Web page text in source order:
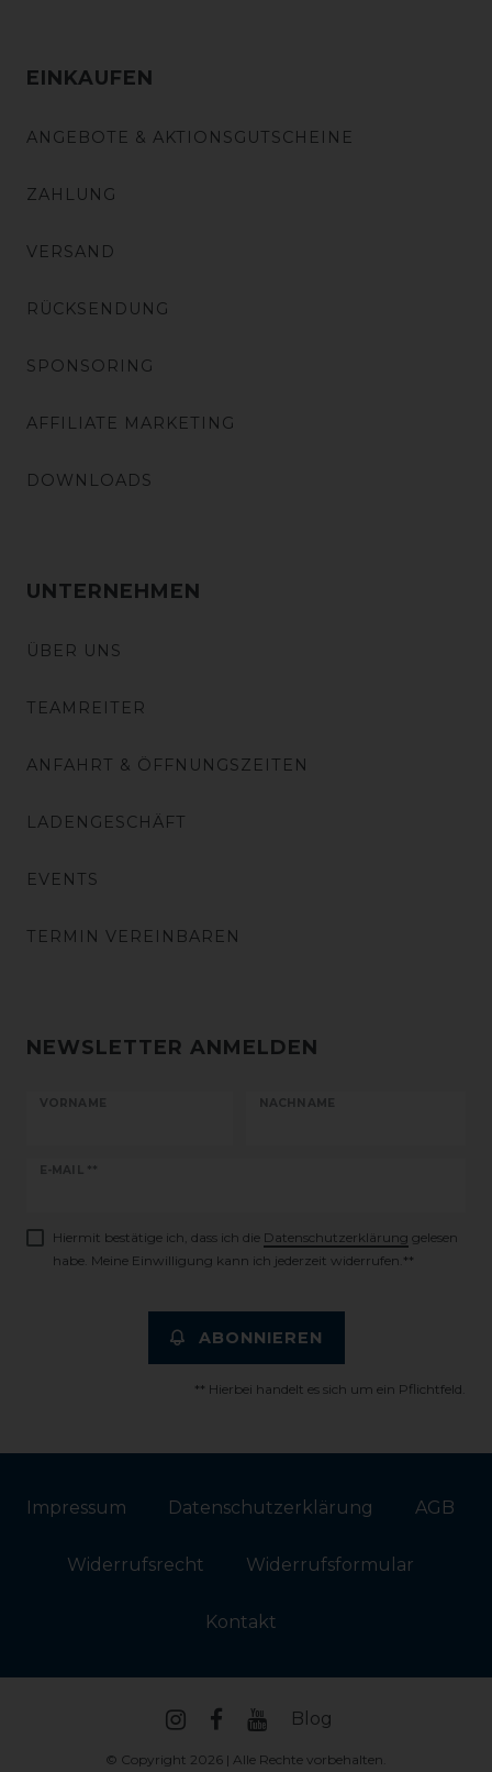
EINKAUFEN
ANGEBOTE & AKTIONSGUTSCHEINE
ZAHLUNG
VERSAND
RÜCKSENDUNG
SPONSORING
AFFILIATE MARKETING
DOWNLOADS
UNTERNEHMEN
ÜBER UNS
TEAMREITER
ANFAHRT & ÖFFNUNGSZEITEN
LADENGESCHÄFT
EVENTS
TERMIN VEREINBAREN
NEWSLETTER ANMELDEN
VORNAME NACHNAME
E-MAIL **
Newsletter
Hiermit bestätige ich, dass ich die Daten­schutz­erklärung gelesen
habe. Meine Einwilligung kann ich jederzeit widerrufen.**
ABONNIEREN
** Hierbei handelt es sich um ein Pflichtfeld.
Impressum Daten­schutz­erklärung AGB
Widerrufs­recht Widerrufs­formular
Kontakt
Blog
© Copyright 2026 | Alle Rechte vorbehalten.